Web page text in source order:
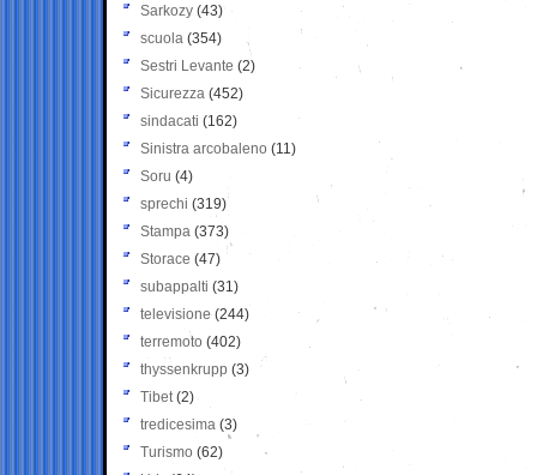
Sarkozy (43)
scuola (354)
Sestri Levante (2)
Sicurezza (452)
sindacati (162)
Sinistra arcobaleno (11)
Soru (4)
sprechi (319)
Stampa (373)
Storace (47)
subappalti (31)
televisione(244)
terremoto (402)
thyssenkrupp (3)
Tibet(2)
tredicesima (3)
Turismo (62)